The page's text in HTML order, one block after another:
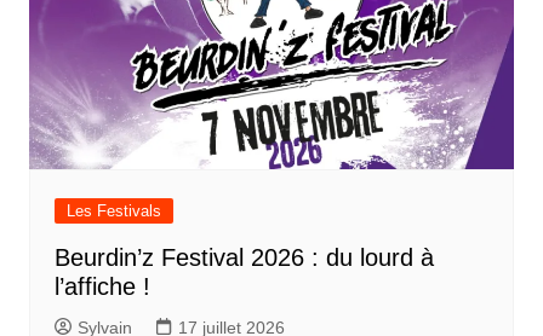
Les Festivals
Beurdin’z Festival 2026 : du lourd à
l’affiche !
Sylvain 17 juillet 2026